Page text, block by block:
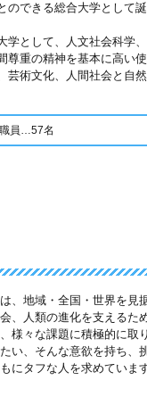
のできる総合大学として
学として、人文社会科学
重の精神を基本に高い
芸術文化、人間社会と自
員…57名
、地域・全国・世界を見
、人類の進化を支えるた
様々な課題に積極的に取
い、そんな意欲を持ち、
にタフな人を求めています